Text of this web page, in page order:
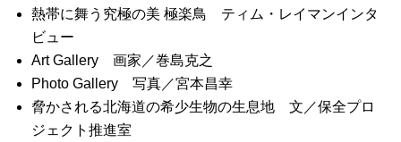
熱帯に舞う究極の美 極楽鳥 ティム・レイマンインタ
ビュー
Art Gallery 画家／巻島克之
Photo Gallery 写真／宮本昌幸
脅かされる北海道の希少生物の生息地 文／保全プロ
ジェクト推進室